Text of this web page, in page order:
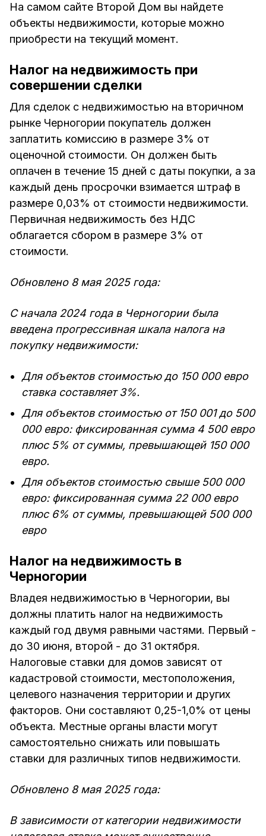
На самом сайте Второй Дом вы найдете
объекты недвижимости, которые можно
приобрести на текущий момент.
Налог на недвижимость при
совершении сделки
Для сделок с недвижимостью на вторичном
рынке Черногории покупатель должен
заплатить комиссию в размере 3% от
оценочной стоимости. Он должен быть
оплачен в течение 15 дней с даты покупки, а за
каждый день просрочки взимается штраф в
размере 0,03% от стоимости недвижимости.
Первичная недвижимость без НДС
облагается сбором в размере 3% от
стоимости.
Обновлено 8 мая 2025 года:
С начала 2024 года в Черногории была
введена прогрессивная шкала налога на
покупку недвижимости:
Для объектов стоимостью до 150 000 евро
ставка составляет 3%.
Для объектов стоимостью от 150 001 до 500
000 евро: фиксированная сумма 4 500 евро
плюс 5% от суммы, превышающей 150 000
евро.
Для объектов стоимостью свыше 500 000
евро: фиксированная сумма 22 000 евро
плюс 6% от суммы, превышающей 500 000
евро
Налог на недвижимость в
Черногории
Владея недвижимостью в Черногории, вы
должны платить налог на недвижимость
каждый год двумя равными частями. Первый -
до 30 июня, второй - до 31 октября.
Налоговые ставки для домов зависят от
кадастровой стоимости, местоположения,
целевого назначения территории и других
факторов. Они составляют 0,25-1,0% от цены
объекта. Местные органы власти могут
самостоятельно снижать или повышать
ставки для различных типов недвижимости.
Обновлено 8 мая 2025 года:
В зависимости от категории недвижимости